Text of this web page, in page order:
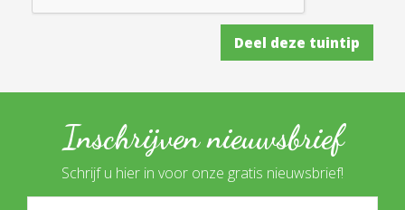
Inschrijven nieuwsbrief
Schrijf u hier in voor onze gratis nieuwsbrief!